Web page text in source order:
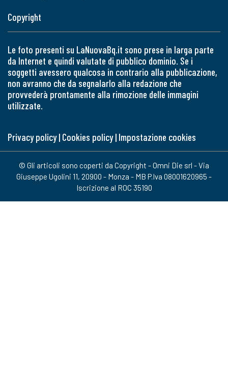
Copyright
Le foto presenti su LaNuovaBq.it sono prese in larga parte
da Internet e quindi valutate di pubblico dominio. Se i
soggetti avessero qualcosa in contrario alla pubblicazione,
non avranno che da segnalarlo alla redazione che
provvederà prontamente alla rimozione delle immagini
utilizzate.
Privacy policy| Cookies policy| Impostazione cookies
© Gli articoli sono coperti da Copyright - Omni Die srl - Via
Giuseppe Ugolini 11, 20900 - Monza - MB P.Iva 08001620965 -
Iscrizione al ROC 35190